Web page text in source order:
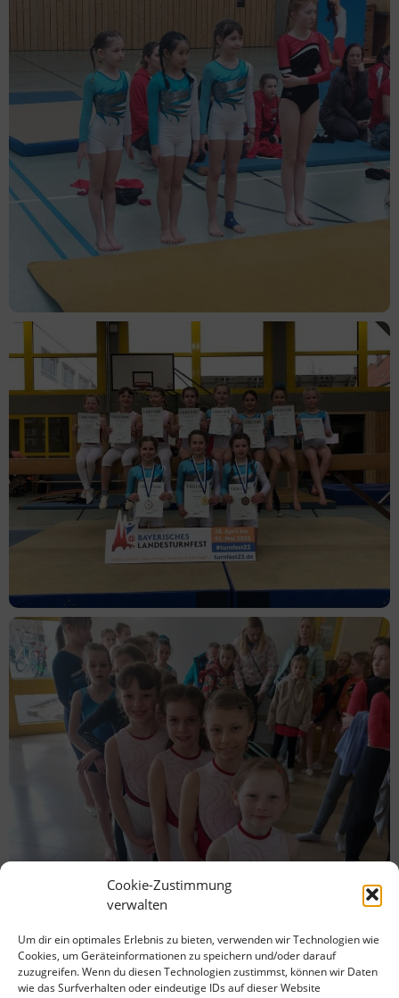
Cookie-Zustimmung
verwalten
Um dir ein optimales Erlebnis zu bieten, verwenden wir Technologien wie
Cookies, um Geräteinformationen zu speichern und/oder darauf
zuzugreifen. Wenn du diesen Technologien zustimmst, können wir Daten
wie das Surfverhalten oder eindeutige IDs auf dieser Website